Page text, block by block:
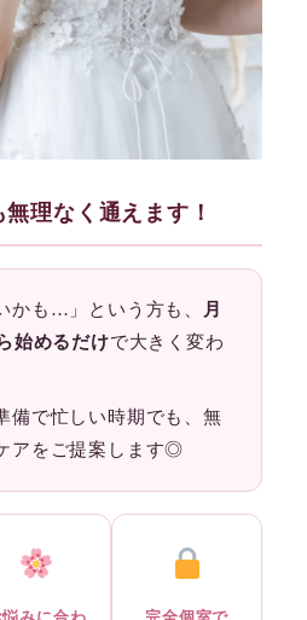
理なく通えます！
かも…」という方も、
月
始めるだけで大きく変わ
備で忙しい時期でも、無
アをご提案します◎